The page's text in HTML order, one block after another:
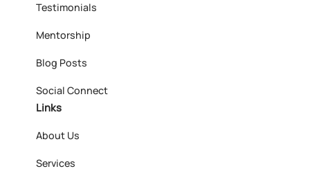
Testimonials
Mentorship
Blog Posts
Social Connect
Links
About Us
Services